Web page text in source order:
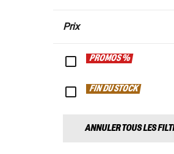
Prix
PROMOS %
FIN DU STOCK
ANNULER TOUS LES